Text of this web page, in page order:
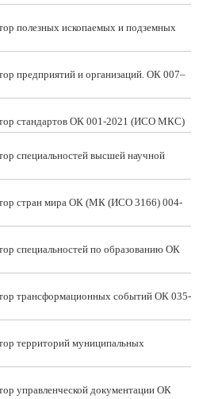
полезных ископаемых и подземных
предприятий и организаций. ОК 007–
стандартов ОК 001-2021 (ИСО МКС)
специальностей высшей научной
стран мира ОК (МК (ИСО 3166) 004-
специальностей по образованию ОК
трансформационных событий ОК 035-
территорий муниципальных
управленческой документации ОК